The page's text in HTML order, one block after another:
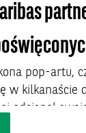
pop-artu,
w kilkanaście
odcisnął
wystaw w